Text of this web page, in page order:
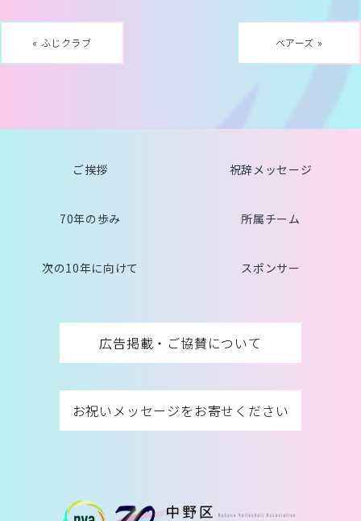
« ふじクラブ ベアーズ »
ご挨拶 祝辞メッセージ
70年の歩み 所属チーム
次の10年に向けて スポンサー
広告掲載・ご協賛について
お祝いメッセージをお寄せください